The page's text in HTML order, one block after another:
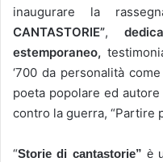
inaugurare la
CANTASTORIE”,
estemporaneo,
‘700 da personalità
poeta popolare ed
contro la guerra, “Partire
“Storie di cantastorie” è